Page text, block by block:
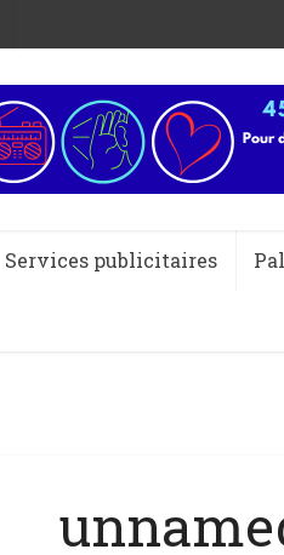
Services publicitaires